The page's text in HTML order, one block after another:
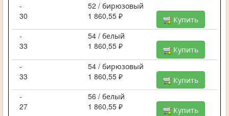
-
52 / бирюзовый
30
1 860,55 ₽
Купить
-
54 / белый
33
1 860,55 ₽
Купить
-
54 / бирюзовый
33
1 860,55 ₽
Купить
-
56 / белый
27
1 860,55 ₽
Купить